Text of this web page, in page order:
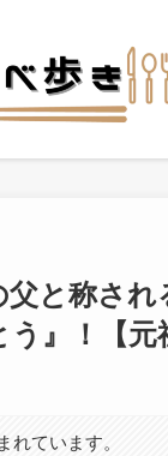
父と称さ
う』！【
れています。